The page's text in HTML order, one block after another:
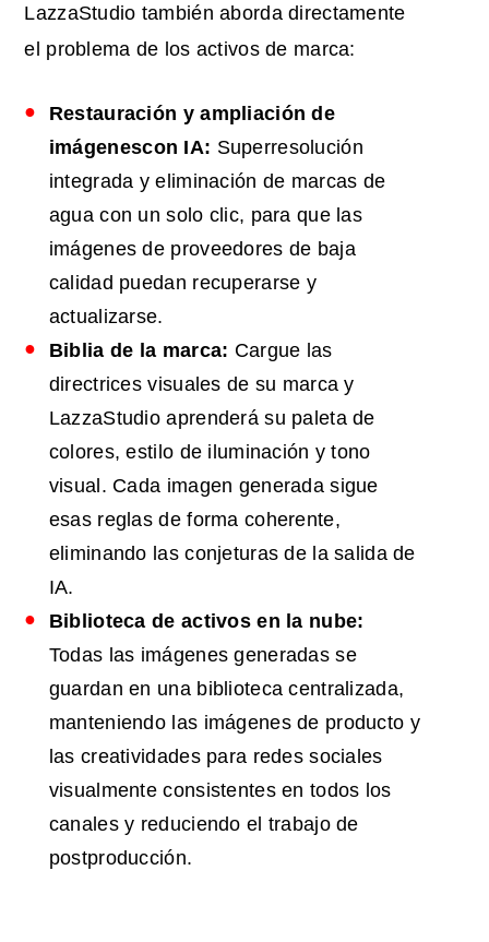
LazzaStudio también aborda directamente
el problema de los activos de marca:
Restauración y ampliación de
imágenescon IA: Superresolución
integrada y eliminación de marcas de
agua con un solo clic, para que las
imágenes de proveedores de baja
calidad puedan recuperarse y
actualizarse.
Biblia de la marca: Cargue las
directrices visuales de su marca y
LazzaStudio aprenderá su paleta de
colores, estilo de iluminación y tono
visual. Cada imagen generada sigue
esas reglas de forma coherente,
eliminando las conjeturas de la salida de
IA.
Biblioteca de activos en la nube:
Todas las imágenes generadas se
guardan en una biblioteca centralizada,
manteniendo las imágenes de producto y
las creatividades para redes sociales
visualmente consistentes en todos los
canales y reduciendo el trabajo de
postproducción.